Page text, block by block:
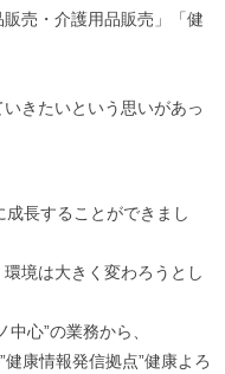
売・介護用品販売」「健
きたいという思いがあっ
長することができまし
境は大きく変わろうとし
心”の業務から、
康情報発信拠点”健康よろ